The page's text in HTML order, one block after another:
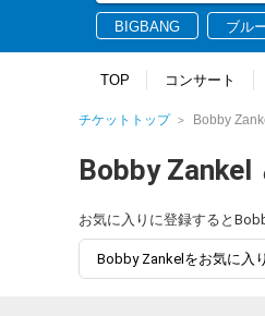
BIGBANG ブル
TOP コンサート
チケットトップ Bobby
Bobby Zankel
お気に入りに登録すると
Bobby Zankelをお気に入